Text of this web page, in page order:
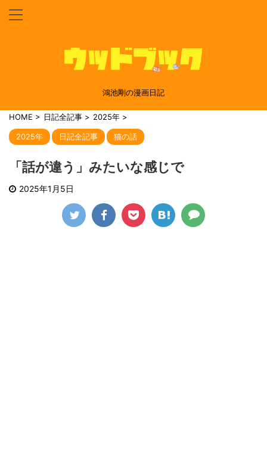
鴻池剛の漫画日記
HOME > 日記全記事 > 2025年 >
2025年 日記全記事 猫の話
「話が違う」みたいな感じで
2025年1月5日